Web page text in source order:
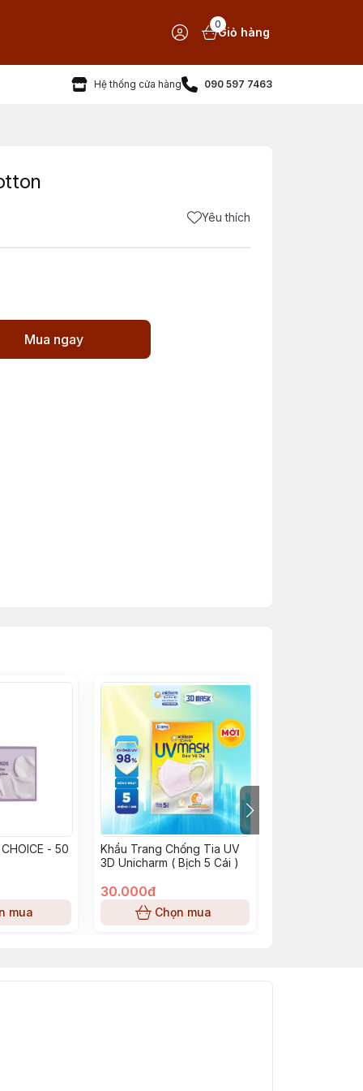
0
Giỏ hàng
Hệ thống cửa hàng 090 597 7463
Yêu thích
Mua ngay
- 50
mua
Khẩu Trang Chống Tia UV
3D Unicharm ( Bịch 5 Cái )
30.000đ
Chọn mua